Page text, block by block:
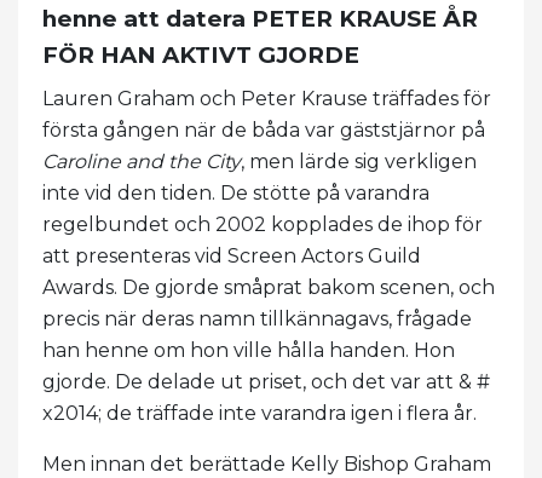
henne att datera PETER KRAUSE ÅR
FÖR HAN AKTIVT GJORDE
Lauren Graham och Peter Krause träffades för
första gången när de båda var gäststjärnor på
Caroline and the City, men lärde sig verkligen
inte vid den tiden. De stötte på varandra
regelbundet och 2002 kopplades de ihop för
att presenteras vid Screen Actors Guild
Awards. De gjorde småprat bakom scenen, och
precis när deras namn tillkännagavs, frågade
han henne om hon ville hålla handen. Hon
gjorde. De delade ut priset, och det var att & #
x2014; de träffade inte varandra igen i flera år.
Men innan det berättade Kelly Bishop Graham